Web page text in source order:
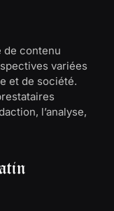
de contenu
variées
et de société.
l’analyse,